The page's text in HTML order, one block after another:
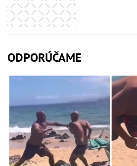
ODPORÚČAME